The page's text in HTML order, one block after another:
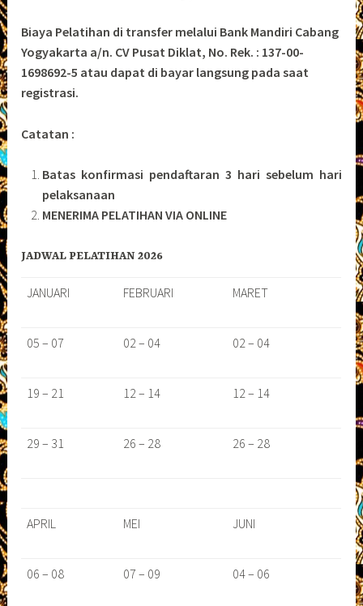
Biaya Pelatihan di transfer melalui Bank Mandiri Cabang
Yogyakarta a/n. CV Pusat Diklat, No. Rek. : 137-00-
1698692-5 atau dapat di bayar langsung pada saat
registrasi.
Catatan :
Batas konfirmasi pendaftaran 3 hari sebelum hari
pelaksanaan
MENERIMA PELATIHAN VIA ONLINE
JADWAL PELATIHAN 2026
JANUARI FEBRUARI MARET
05 – 07 02 – 04 02 – 04
19 – 21 12 – 14 12 – 14
29 – 31 26 – 28 26 – 28
APRIL MEI JUNI
06 – 08 07 – 09 04 – 06